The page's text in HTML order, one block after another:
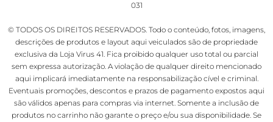
031
© TODOS OS DIREITOS RESERVADOS. Todo o conteúdo, fotos, imagens,
descrições de produtos e layout aqui veiculados são de propriedade
exclusiva da Loja Virus 41. Fica proibido qualquer uso total ou parcial
sem expressa autorização. A violação de qualquer direito mencionado
aqui implicará imediatamente na responsabilização cível e criminal.
Eventuais promoções, descontos e prazos de pagamento expostos aqui
são válidos apenas para compras via internet. Somente a inclusão de
produtos no carrinho não garante o preço e/ou sua disponibilidade. Se